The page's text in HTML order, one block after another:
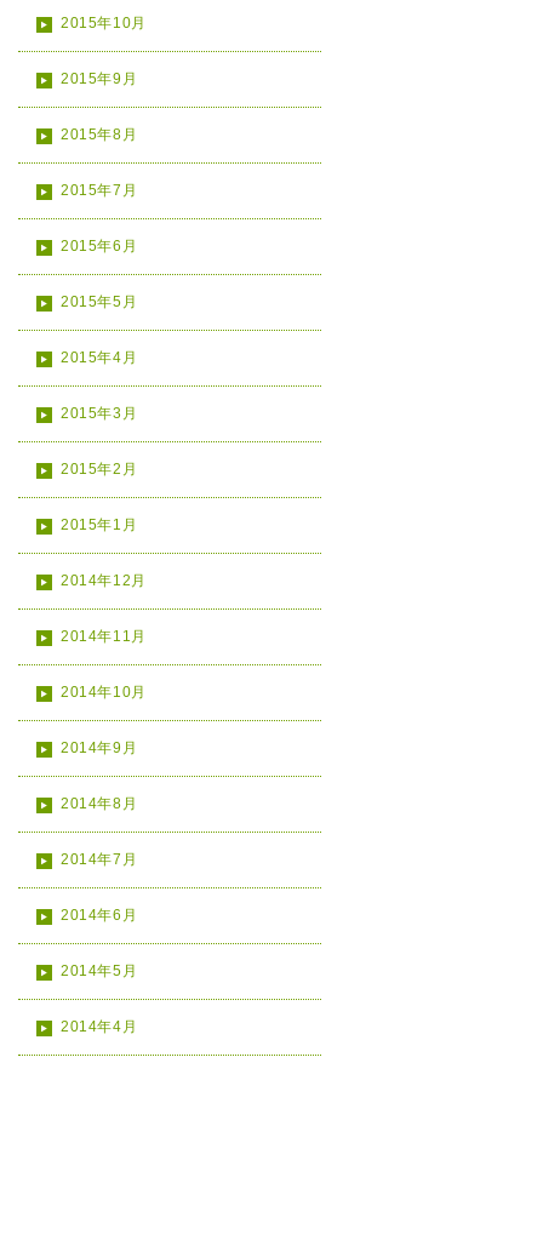
2015年10月
2015年9月
2015年8月
2015年7月
2015年6月
2015年5月
2015年4月
2015年3月
2015年2月
2015年1月
2014年12月
2014年11月
2014年10月
2014年9月
2014年8月
2014年7月
2014年6月
2014年5月
2014年4月